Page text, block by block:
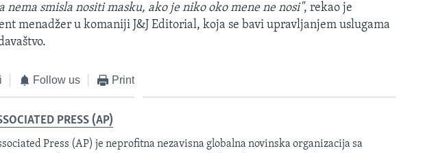
nema smisla nositi masku, ako je niko oko mene ne nosi", rekao je
menadžer u komaniji J&J Editorial, koja se bavi upravljanjem uslugama
Follow us Print
PRESS (AP)
Press (AP) je neprofitna nezavisna globalna novinska organizacija sa